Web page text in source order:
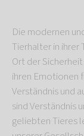
Die modernen
Tierhalter in ihrer
Ort der
ihren Emotionen
Verständnis und
sind Verständnis
geliebten Tieres